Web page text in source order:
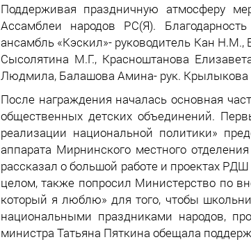
Поддерживая праздничную атмосферу
Ассамблеи народов РС(Я).
ансамбль «Кэскил»- руководитель Кан Н.М.,
Сысолятина М.Г., Красноштанова
Людмила, Балашова Амина- рук. Крылыкова
После награждения началась основная
общественных детских объединений.
реализации национальной политики»
аппарата Мирнинского местного
рассказал о большой работе и проектах
целом, также попросил Министерство по
который я люблю» для того, чтобы
национальными праздниками народов,
министра Татьяна Пяткина обещала